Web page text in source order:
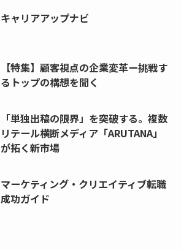
キャリアアップナビ
【特集】顧客視点の企業変革ー挑戦す
るトップの構想を聞く
「単独出稿の限界」を突破する。複数
リテール横断メディア「ARUTANA」
が拓く新市場
マーケティング・クリエイティブ転職
成功ガイド